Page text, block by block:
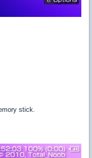
stick.